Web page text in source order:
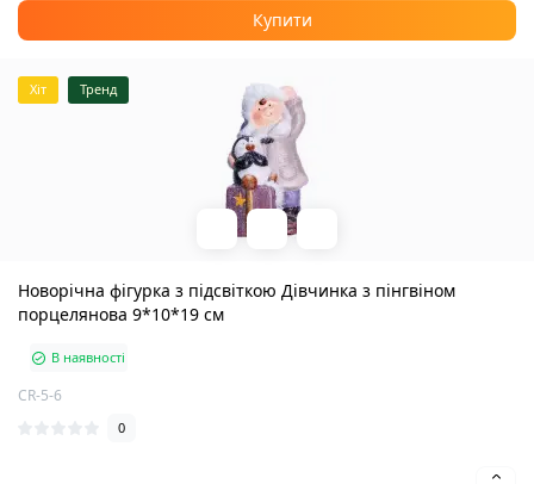
Купити
Хіт Тренд
Новорічна фігурка з підсвіткою Дівчинка з пінгвіном
порцелянова 9*10*19 см
В наявності
CR-5-6
0